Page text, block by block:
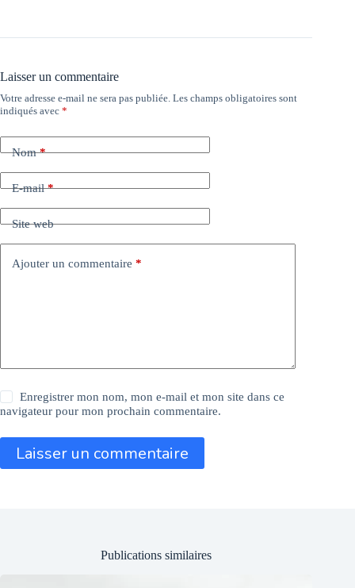
Laisser un commentaire
Votre adresse e-mail ne sera pas publiée. Les champs obligatoires sont
indiqués avec *
Nom*
E-mail*
Site web
Ajouter un commentaire *
Enregistrer mon nom, mon e-mail et mon site dans ce
navigateur pour mon prochain commentaire.
Laisser un commentaire
Publications similaires